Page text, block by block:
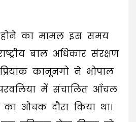
होने का मामल इस समय
बाल अधिकार संरक्षण
कानूनगो ने भोपाल
में संचालित आँचल
का औचक दौरा किया था।